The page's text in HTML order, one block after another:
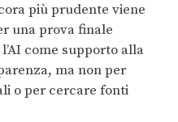
più prudente viene
una prova finale
come supporto alla
ma non per
o per cercare fonti